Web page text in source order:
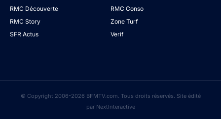
RMC Découverte
RMC Conso
RMC Story
Zone Turf
SFR Actus
Verif
© Copyright 2006-2026 BFMTV.com. Tous droits réservés. Site édité
par NextInteractive